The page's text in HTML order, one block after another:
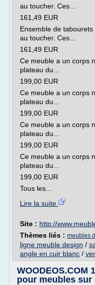
au toucher. Ces...
161,49 EUR
Ensemble de
au toucher. Ces...
161,49 EUR
Ce meuble a un corps
plateau du...
199,00 EUR
Ce meuble a un corps
plateau du...
199,00 EUR
Ce meuble a un corps
plateau du...
199,00 EUR
Ce meuble a un corps
plateau du...
199,00 EUR
Tous les...
Lire la suite
Site : http://
Thèmes liés : meubles
ligne meuble design /
angle en cuir blanc /
WOODEOS.COM
pour meubles sur